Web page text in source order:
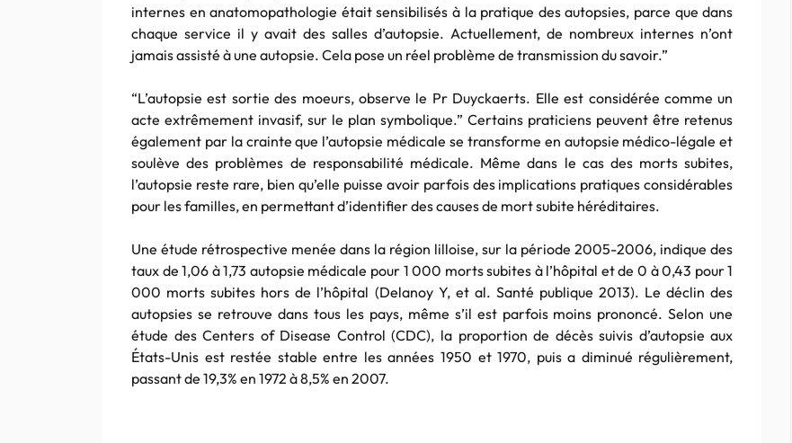
internes en anatomopathologie était sensibilisés à la pratique des autopsies, parce que dans
chaque service il y avait des salles d’autopsie. Actuellement, de nombreux internes n’ont
jamais assisté à une autopsie. Cela pose un réel problème de transmission du savoir.”
“L’autopsie est sortie des moeurs, observe le Pr Duyckaerts. Elle est considérée comme un
acte extrêmement invasif, sur le plan symbolique.” Certains praticiens peuvent être retenus
également par la crainte que l’autopsie médicale se transforme en autopsie médico-légale et
soulève des problèmes de responsabilité médicale. Même dans le cas des morts subites,
l’autopsie reste rare, bien qu’elle puisse avoir parfois des implications pratiques considérables
pour les familles, en permettant d’identifier des causes de mort subite héréditaires.
Une étude rétrospective menée dans la région lilloise, sur la période 2005-2006, indique des
taux de 1,06 à 1,73 autopsie médicale pour 1 000 morts subites à l’hôpital et de 0 à 0,43 pour 1
000 morts subites hors de l’hôpital (Delanoy Y, et al. Santé publique 2013). Le déclin des
autopsies se retrouve dans tous les pays, même s’il est parfois moins prononcé. Selon une
étude des Centers of Disease Control (CDC), la proportion de décès suivis d’autopsie aux
États-Unis est restée stable entre les années 1950 et 1970, puis a diminué régulièrement,
passant de 19,3% en 1972 à 8,5% en 2007.